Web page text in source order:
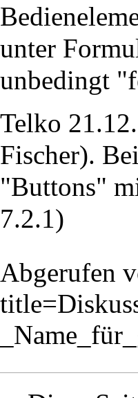
unter
unbedingt
Telko
Fischer).
"Buttons"
7.2.1)
Abgerufen